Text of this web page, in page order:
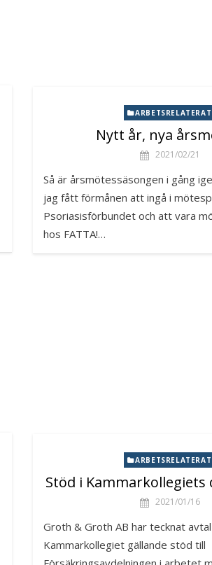
ARBETSRELATERAT
Nytt år, nya
2021/02/21
Så är årsmötessäsongen i gång
jag fått förmånen att ingå i
Psoriasisförbundet och att vara
hos FATTA!…
ARBETSRELATERAT
Stöd i
2021/01/16
Groth & Groth AB har tecknat
Kammarkollegiet gällande stöd till